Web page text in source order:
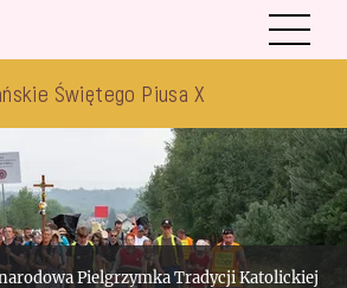
Świętego Piusa X
Pielgrzymka Tradycji Katolickiej